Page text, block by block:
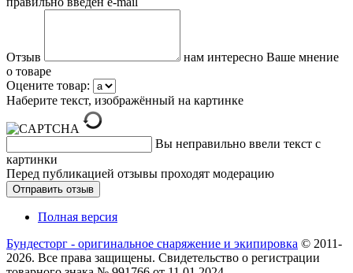
Отзыв
нам интересно Ваше мнение
о товаре
Оцените товар:
Наберите текст, изображённый на картинке
Вы неправильно ввели текст с
картинки
Перед публикацией отзывы проходят модерацию
Полная версия
Бундесторг - оригинальное снаряжение и экипировка © 2011-
2026. Все права защищены. Свидетельство о регистрации